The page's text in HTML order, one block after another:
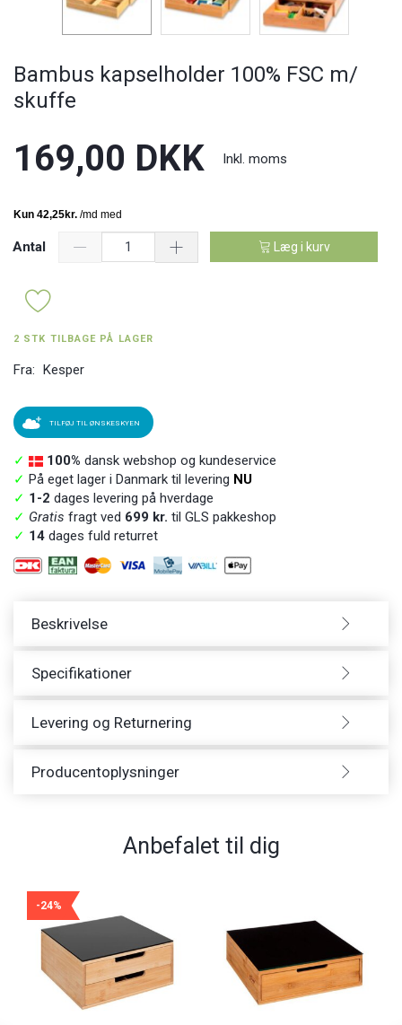
Bambus kapselholder 100% FSC m/
skuffe
169,00 DKK Inkl. moms
Antal Læg i kurv
2 STK TILBAGE PÅ LAGER
Fra: Kesper
TILFØJ TIL ØNSKESKYEN
✓ 100% dansk webshop og kundeservice
✓ På eget lager i Danmark til levering NU
✓ 1-2 dages levering på hverdage
✓ Gratis fragt ved 699 kr. til GLS pakkeshop
✓ 14 dages fuld returret
Beskrivelse
Specifikationer
Levering og Returnering
Producentoplysninger
Anbefalet til dig
-24%